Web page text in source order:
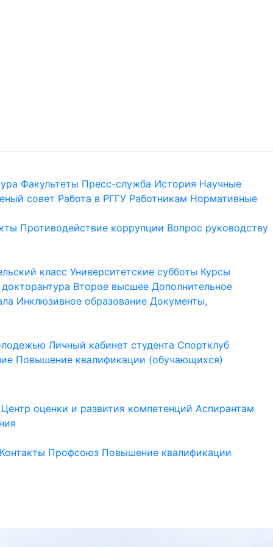
Факультеты Пресс-служба История Научные
совет Работа в РГГУ Работникам Нормативные
Противодействие коррупции Вопрос руководству
класс Университетские субботы Курсы
Второе высшее Дополнительное
Инклюзивное образование Документы,
Личный кабинет студента Спортклуб
Повышение квалификации (обучающихся)
Центр оценки и развития компетенций Аспирантам
Контакты Профсоюз Повышение квалификации